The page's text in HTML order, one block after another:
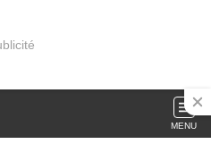
MENU